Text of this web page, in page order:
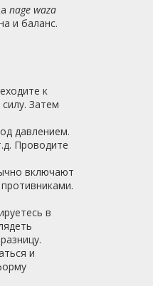
nage waza
и баланс.
к
Затем
давлением.
Проводите
включают
в
и